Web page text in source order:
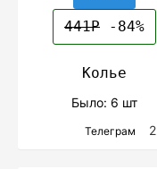
441Р -84%
Колье
Было: 6 шт
Телеграм